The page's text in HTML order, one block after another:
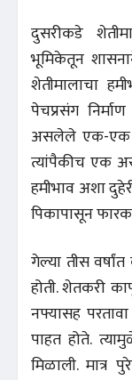
दुसरीकडे
भूमिकेतून
शेतीमालाचा
पेचप्रसंग
असलेले एक-एक
त्यांपैकीच एक
हमीभाव अशा
पिकापासून
गेल्या तीस
होती. शेतकरी
नफ्यासह
पाहत होते.
मिळाली. मात्र